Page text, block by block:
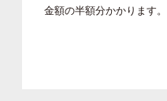
金額の半額分かかります。